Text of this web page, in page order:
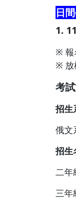
日
1.
※ 報
※ 放
考
招生
俄文
招生
二年
三年